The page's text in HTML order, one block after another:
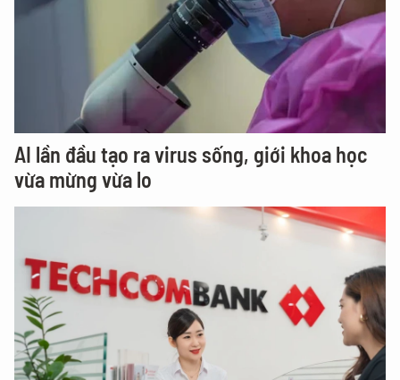
AI lần đầu tạo ra virus sống, giới khoa học
vừa mừng vừa lo